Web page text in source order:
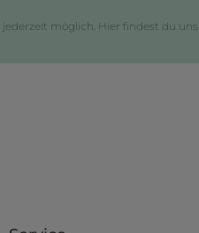
möglich. Hier findest du